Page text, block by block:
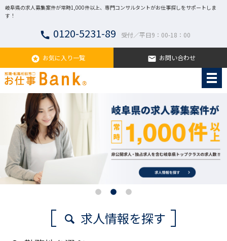
岐阜県の求人募集案件が常時1,000件以上、専門コンサルタントがお仕事探しをサポートしま
す！
call 0120-5231-89 受付／平日9：00-18：00
stars お気に入り一覧 email お問い合わせ
求人情報を探す